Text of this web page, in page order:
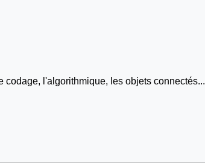
l'algorithmique, les objets connectés...